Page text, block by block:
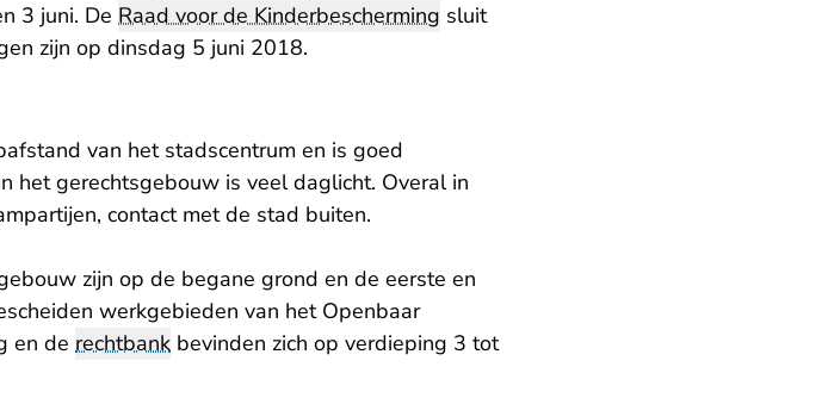
3 juni. De Raad voor de Kinderbescherming sluit
zijn op dinsdag 5 juni 2018.
van het stadscentrum en is goed
het gerechtsgebouw is veel daglicht. Overal in
contact met de stad buiten.
zijn op de begane grond en de eerste en
werkgebieden van het Openbaar
en de rechtbank bevinden zich op verdieping 3 tot